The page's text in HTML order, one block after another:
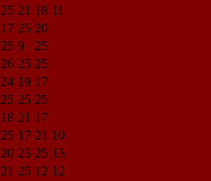
25 21 18 11
17 25 20
25 9
25
26 25 25
24 19 17
25 25 25
18 21 17
25 17 21 10
20 25 25 15
21 25 12 12